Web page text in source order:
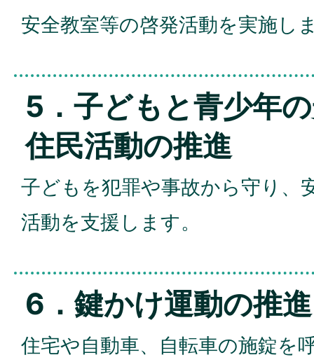
安全教室等の啓発活動を実施し
5．子どもと青少年
住民活動の推進
子どもを犯罪や事故から守り、
活動を支援します。
6．鍵かけ運動の推進
住宅や自動車、自転車の施錠を